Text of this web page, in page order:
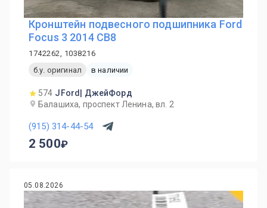
Кронштейн подвесного подшипника Ford
Focus 3 2014 CB8
1742262, 1038216
б.у. оригинал
в наличии
574 JFord| ДжейФорд
Балашиха, проспект Ленина, вл. 2
(915) 314-44-54
2 500
05.08.2026